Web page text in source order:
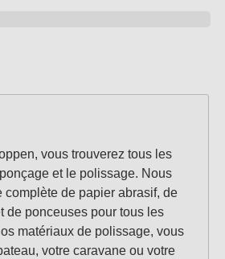
vous trouverez tous les
et le polissage. Nous
complète de papier abrasif, de
de ponceuses pour tous les
matériaux de polissage, vous
votre caravane ou votre